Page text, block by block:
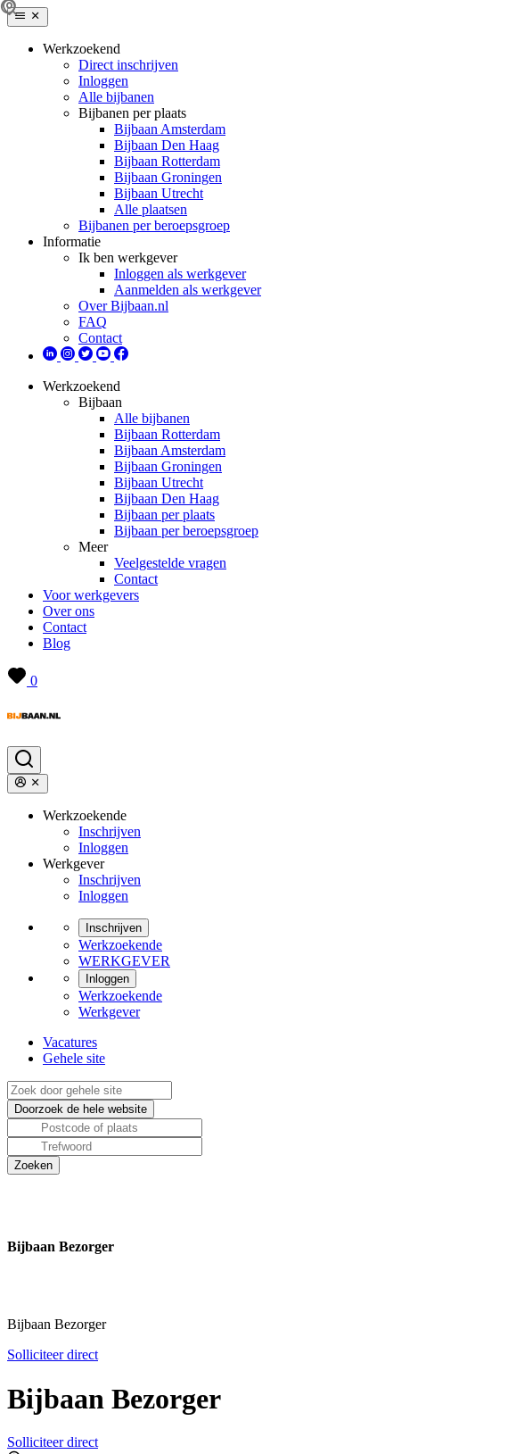
Werkzoekend
Direct inschrijven
Inloggen
Alle bijbanen
Bijbanen per plaats
Bijbaan Amsterdam
Bijbaan Den Haag
Bijbaan Rotterdam
Bijbaan Groningen
Bijbaan Utrecht
Alle plaatsen
Bijbanen per beroepsgroep
Informatie
Ik ben werkgever
Inloggen als werkgever
Aanmelden als werkgever
Over Bijbaan.nl
FAQ
Contact
Werkzoekend
Bijbaan
Alle bijbanen
Bijbaan Rotterdam
Bijbaan Amsterdam
Bijbaan Groningen
Bijbaan Utrecht
Bijbaan Den Haag
Bijbaan per plaats
Bijbaan per beroepsgroep
Meer
Veelgestelde vragen
Contact
Voor werkgevers
Over ons
Contact
Blog
0
Werkzoekende
Inschrijven
Inloggen
Werkgever
Inschrijven
Inloggen
Inschrijven
Werkzoekende
WERKGEVER
Inloggen
Werkzoekende
Werkgever
Vacatures
Gehele site
Bijbaan Bezorger
Bijbaan Bezorger
Solliciteer direct
Bijbaan Bezorger
Solliciteer direct